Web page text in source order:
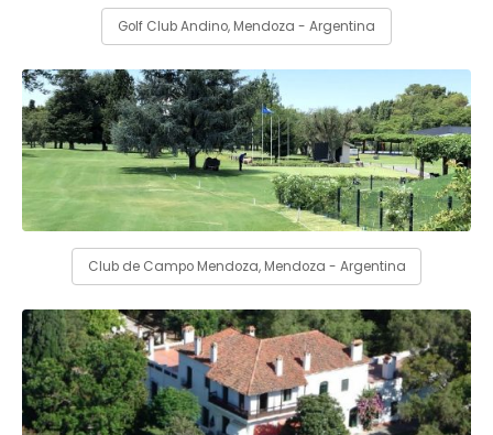
Golf Club Andino, Mendoza - Argentina
Club de Campo Mendoza, Mendoza - Argentina